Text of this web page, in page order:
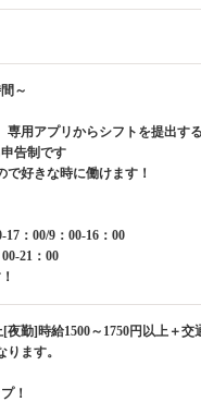
～
用アプリからシフトを提出す
告制です
好きな時に働けます！
17：00/9：00-16：00
21：00
夜勤]時給1500～1750円以上＋交
ます。
！